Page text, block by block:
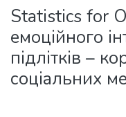
Collections
All of DSpace
Statistics for
емоційного
підлітків –
соціальних